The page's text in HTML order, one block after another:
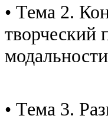
• Тема 2.
творческий
модальности
• Тема 3.